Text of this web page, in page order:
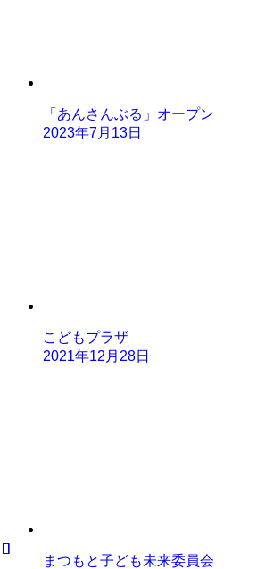
「あんさんぶる」オープン
2023年7月13日
こどもプラザ
2021年12月28日
まつもと子ども未来委員会